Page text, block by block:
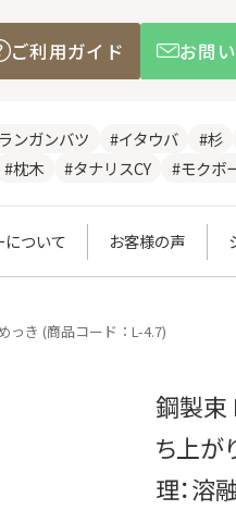
ご利用ガイド お問
ンガンバツ #イタウバ #杉
#枕木 #タナリスCY #モクボ
について お客様の声
っき (商品コード：L-4.7)
鋼製束
ち上が
理：溶